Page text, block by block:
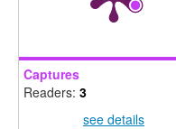
Captures
Readers: 3
see details